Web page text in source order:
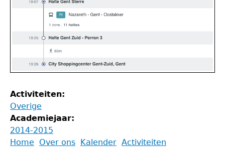
Activiteiten:
Overige
Academiejaar:
2014-2015
Back
Home Over ons Kalender Activiteiten